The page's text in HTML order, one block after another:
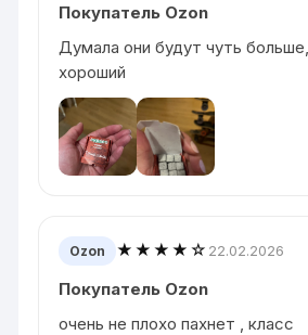
Покупатель Ozon
Думала они будут чуть
хороший
Ozon ★★★★☆ 22.02.2026
Покупатель Ozon
очень не плохо пахнет , класс